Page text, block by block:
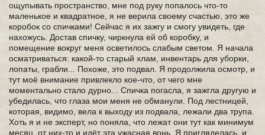
ощупывать пространство, мне под руку попалось что-то
маленькое и квадратное, я не верила своему счастью, это же
коробок со спичками! Сейчас я их зажгу и смогу увидеть, где
нахожусь. Достав спичку, чиркнула ей об коробку, и
помещение вокруг меня осветилось слабым светом. Я начала
осматриваться: какой-то старый хлам, инвентарь для уборки,
лопаты, грабли... Похоже, это подвал. Я продолжила осмотр, и
тут моё внимание привлекло кое-что, от чего мне
моментально стало дурно... Спичка погасла, я зажгла другую и
убедилась, что глаза мои меня не обманули. Под лестницей,
которая, видимо, вела к выходу из подвала, лежали два трупа.
Хоть я и не эксперт, но поняла, что лежат они тут как минимум
месяц, от них-то и идёт эта ужасная вонь. Я пригляделась, и